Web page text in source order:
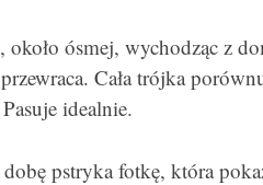
ósmej, wychodząc z
Cała trójka
idealnie.
pstryka fotkę, która